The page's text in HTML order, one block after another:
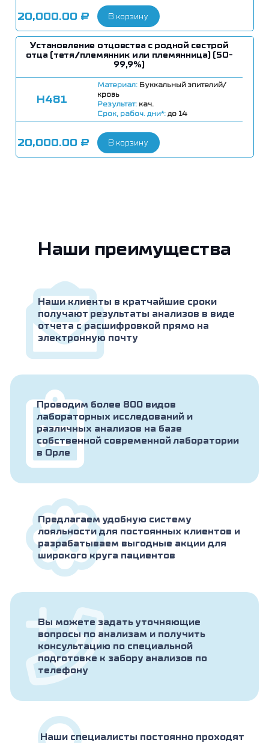
20,000.00 ₽ В корзину
Установление отцовства с родной сестрой
отца (тетя/племянник или племянница) (50-
99,9%)
Н481
Материал: Буккальный эпителий/
кровь
Результат: кач.
Срок, рабоч. дни*:до 14
20,000.00 ₽ В корзину
Наши преимущества
Наши клиенты в кратчайшие сроки
получают результаты анализов в виде
отчета с расшифровкой прямо на
электронную почту
Проводим более 800 видов
лабораторных исследований и
различных анализов на базе
собственной современной лаборатории
в Орле
Предлагаем удобную систему
лояльности для постоянных клиентов и
разрабатываем выгодные акции для
широкого круга пациентов
Вы можете задать уточняющие
вопросы по анализам и получить
консультацию по специальной
подготовке к забору анализов по
телефону
Наши специалисты постоянно проходят